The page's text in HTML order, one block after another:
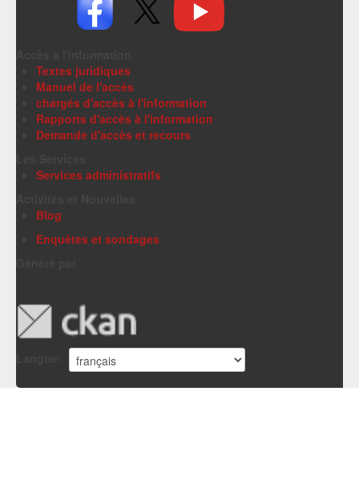
Textes juridiques
Manuel de l'accès
chargés d'accès à l'information
Rapports d'accès à l'information
Demande d'accès et recours
Services administratifs
Blog
Enquêtes et sondages